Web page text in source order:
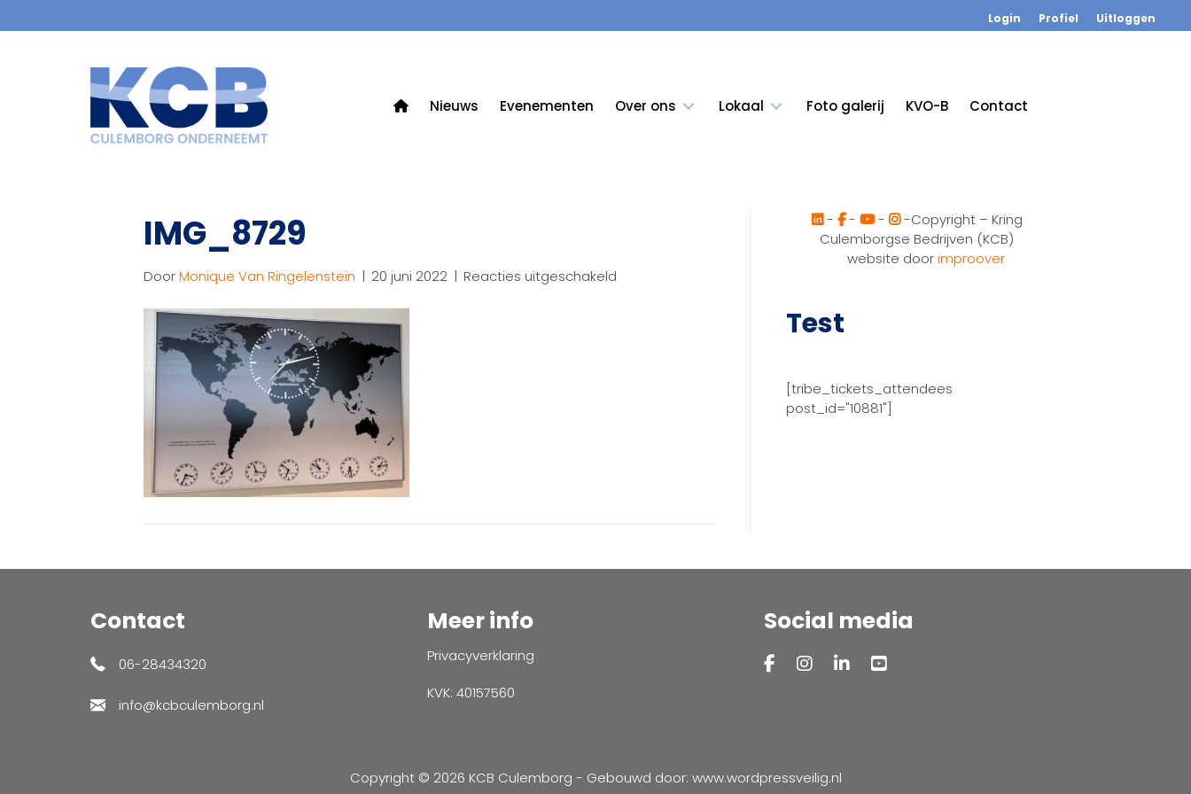
Login Profiel Uitloggen
Nieuws Evenementen Over ons Lokaal Foto galerij KVO-B Contact
IMG_8729
DoorMonique Van Ringelenstein | 20 juni 2022 | Reacties uitgeschakeld
- - -
-Copyright – Kring
Culemborgse Bedrijven (KCB)
website doorimproover
Test
[tribe_tickets_attendees
post_id="10881"]
Contact
06-28434320
info@kcbculemborg.nl
Meer info
Privacyverklaring
KVK: 40157560
Social media
Copyright © 2026 KCB Culemborg - Gebouwd door: www.wordpressveilig.nl